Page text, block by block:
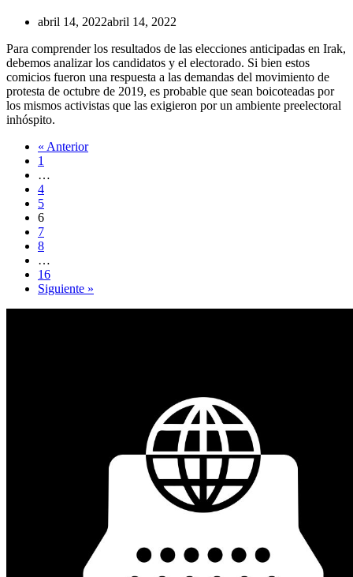
abril 14, 2022abril 14, 2022
Para comprender los resultados de las elecciones anticipadas en Irak,
debemos analizar los candidatos y el electorado. Si bien estos
comicios fueron una respuesta a las demandas del movimiento de
protesta de octubre de 2019, es probable que sean boicoteadas por
los mismos activistas que las exigieron por un ambiente preelectoral
inhóspito.
« Anterior
1
…
4
5
6
7
8
…
16
Siguiente »